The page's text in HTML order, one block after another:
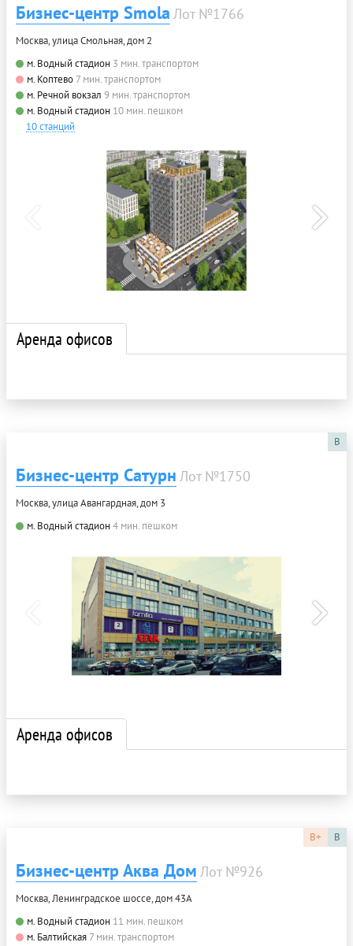
Бизнес-центр Smola Лот №1766
Москва, улица Смольная, дом 2
м. Водный стадион 3 мин. транспортом
м. Коптево 7 мин. транспортом
м. Речной вокзал 9 мин. транспортом
м. Водный стадион 10 мин. пешком
10 станций
Аренда офисов
B
Бизнес-центр Сатурн Лот №1750
Москва, улица Авангардная, дом 3
м. Водный стадион 4 мин. пешком
Аренда офисов
B+ B
Бизнес-центр Аква Дом Лот №926
Москва, Ленинградское шоссе, дом 43А
м. Водный стадион 11 мин. пешком
м. Балтийская 7 мин. транспортом